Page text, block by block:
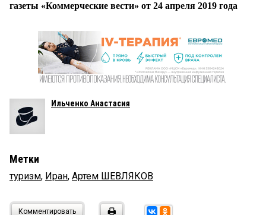
газеты «Коммерческие вести» от 24 апреля 2019 года
Ильченко Анастасия
Метки
туризм, Иран, Артем ШЕВЛЯКОВ
Комментировать